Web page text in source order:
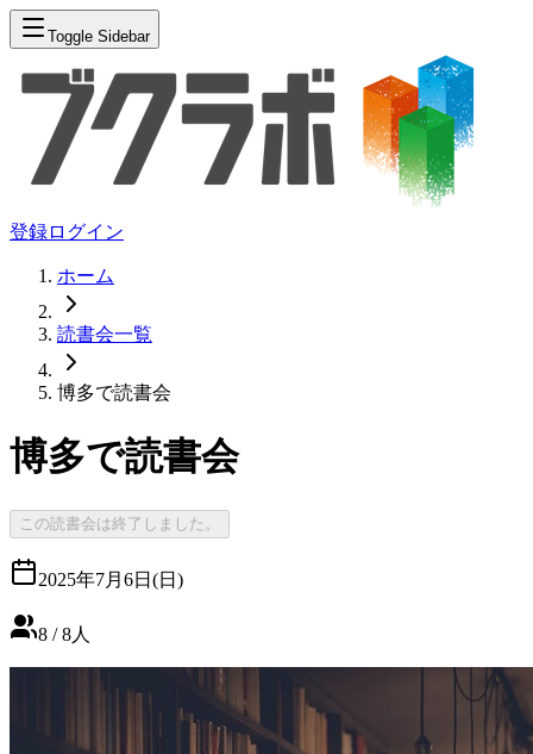
Toggle Sidebar
登録ログイン
ホーム
読書会一覧
博多で読書会
博多で読書会
この読書会は終了しました。
2025年7月6日(日)
8 /8人